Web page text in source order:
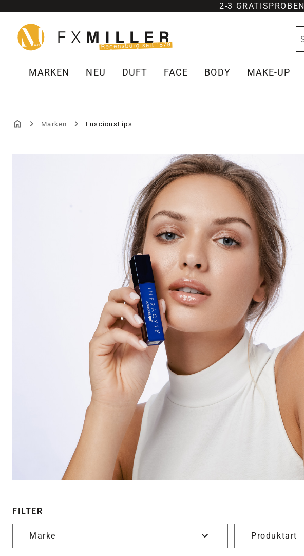
Hauptinhalt springen
Zur Suche springen
Zur Hauptnavigation springen
2-3 GRATISPROBEN
MARKEN NEU DUFT FACE BODY MAKE-UP
Marken LusciousLips
LUSCIOUSLIPS
FILTER
Marke Produktart